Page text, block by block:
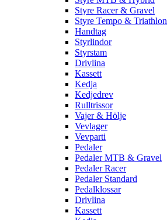
Styre Racer & Gravel
Styre Tempo & Triathlon
Handtag
Styrlindor
Styrstam
Drivlina
Kassett
Kedja
Kedjedrev
Rulltrissor
Vajer & Hölje
Vevlager
Vevparti
Pedaler
Pedaler MTB & Gravel
Pedaler Racer
Pedaler Standard
Pedalklossar
Drivlina
Kassett